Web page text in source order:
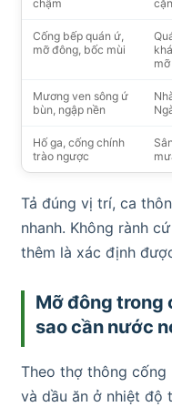
chậm
cặn
Cống bếp quán ứ,
mỡ đông, bốc mùi
mỡ
Mương ven sông ứ
bùn, ngập nền
Hố ga, cống chính
trào ngược
Tả đúng vị trí, ca
nhanh. Không rành
thêm là xác định
Mỡ đông trong
sao cần nước
Theo thợ thông cống
và dầu ăn ở nhiệt độ